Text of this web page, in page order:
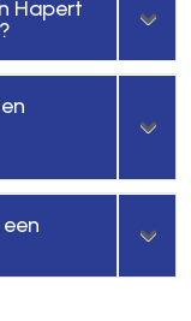
Hapert